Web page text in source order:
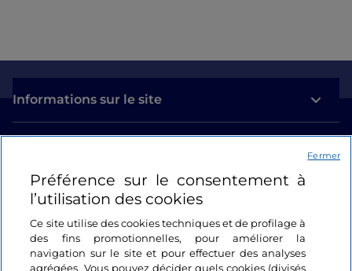
Informations sur le site
Se connecter
Suivez-nous
Préférence sur le consentement à
l’utilisation des cookies
Ce site utilise des cookies techniques et de profilage à
des fins promotionnelles, pour améliorer la
navigation sur le site et pour effectuer des analyses
agrégées. Vous pouvez décider quels cookies (divisés
Fermer